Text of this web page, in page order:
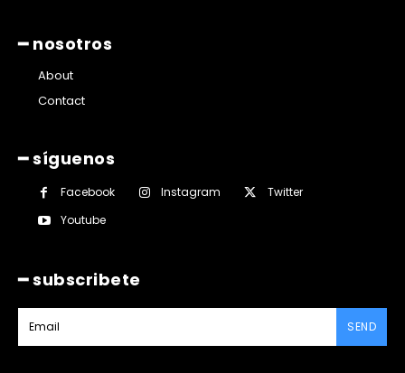
━ nosotros
About
Contact
━ síguenos
Facebook Instagram
Twitter
Youtube
━ subscribete
SEND